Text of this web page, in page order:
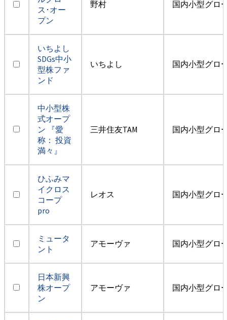
ス･オー
プン
野村 国内小型グロ
いちよし
SDGs中小
型株ファ
ンド
いちよし 国内小型グロ
中小型株
式オープ
ン 『愛
称： 投資
満々』
三井住友TAM 国内小型グロ
ひふみマ
イクロス
コープ
pro
レオス 国内小型グロ
ミュータ
ント
アモーヴァ 国内小型グロ
日本新興
株オープ
ン
アモーヴァ 国内小型グロ